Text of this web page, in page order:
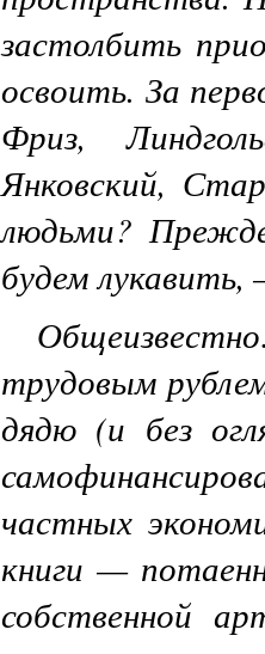
застолбить
освоить. За
Фриз,
Янковский,
людьми?
будем лукавить,
трудовым
дядю (и без
частных
книги —
собственной